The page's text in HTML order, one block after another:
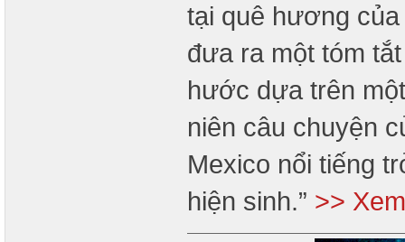
tại quê hương
đưa ra một tóm
hước dựa trên
niên câu chuyện
Mexico nổi tiếng
hiện sinh.” >>